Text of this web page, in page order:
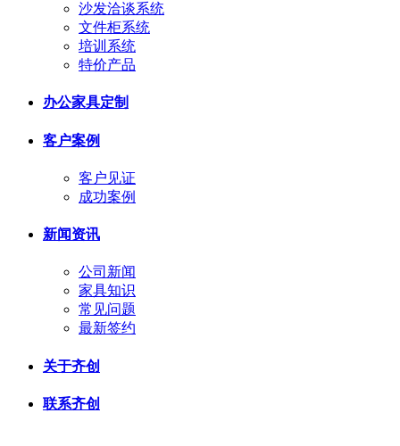
沙发洽谈系统
文件柜系统
培训系统
特价产品
办公家具定制
客户案例
客户见证
成功案例
新闻资讯
公司新闻
家具知识
常见问题
最新签约
关于齐创
联系齐创